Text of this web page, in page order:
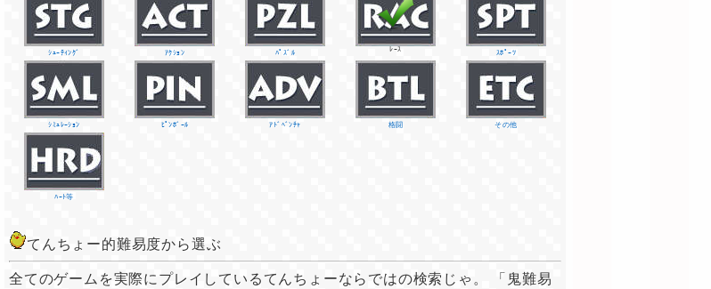
ｼｭｰﾃｨﾝｸﾞ ｱｸｼｮﾝ ﾊﾟｽﾞﾙ ﾚｰｽ ｽﾎﾟｰﾂ
ｼﾐｭﾚｰｼｮﾝ ﾋﾟﾝﾎﾞｰﾙ ｱﾄﾞﾍﾞﾝﾁｬ 格闘 その他
ﾊｰﾄ等
てんちょー的難易度から選ぶ
全てのゲームを実際にプレイしているてんちょーならではの検索じゃ。 「鬼難易